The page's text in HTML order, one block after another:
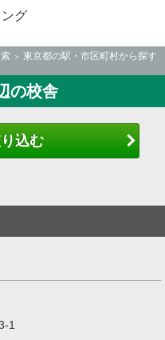
グ
東京都の駅・市区町村から探す
の校舎
込む
1